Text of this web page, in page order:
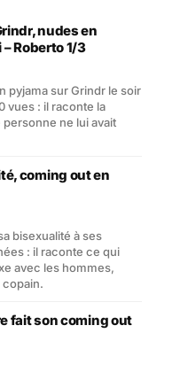
nudes en
Roberto 1/3
pyjama sur Grindr le soir
vues : il raconte la
ne lui avait
coming out en
bisexualité à ses
: il raconte ce qui
avec les hommes,
fait son coming out